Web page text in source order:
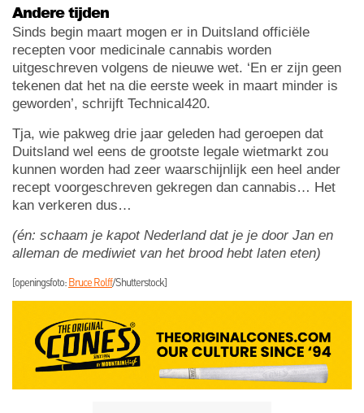
Andere tijden
Sinds begin maart mogen er in Duitsland officiële
recepten voor medicinale cannabis worden
uitgeschreven volgens de nieuwe wet. ‘En er zijn geen
tekenen dat het na die eerste week in maart minder is
geworden’, schrijft Technical420.
Tja, wie pakweg drie jaar geleden had geroepen dat
Duitsland wel eens de grootste legale wietmarkt zou
kunnen worden had zeer waarschijnlijk een heel ander
recept voorgeschreven gekregen dan cannabis… Het
kan verkeren dus…
(én: schaam je kapot Nederland dat je je door Jan en
alleman de mediwiet van het brood hebt laten eten)
[openingsfoto:Bruce Rolff/Shutterstock]